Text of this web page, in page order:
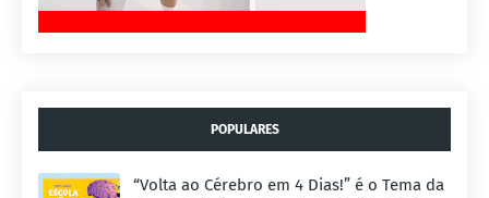
POPULARES
“Volta ao Cérebro em 4 Dias!” é o Tema da